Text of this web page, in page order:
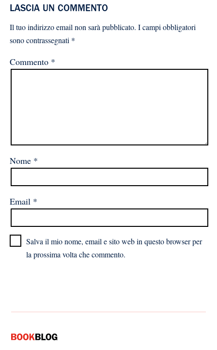
LASCIA UN COMMENTO
Il tuo indirizzo email non sarà pubblicato. I campi obbligatori
sono contrassegnati *
Commento *
Nome *
Email *
Salva il mio nome, email e sito web in questo browser per
la prossima volta che commento.